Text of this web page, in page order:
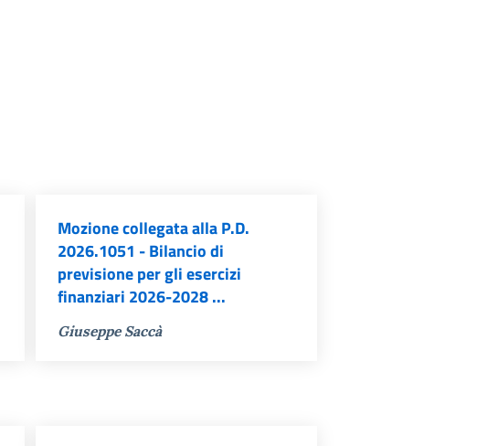
Mozione collegata alla P.D.
2026.1051 - Bilancio di
previsione per gli esercizi
finanziari 2026-2028 ...
Giuseppe Saccà